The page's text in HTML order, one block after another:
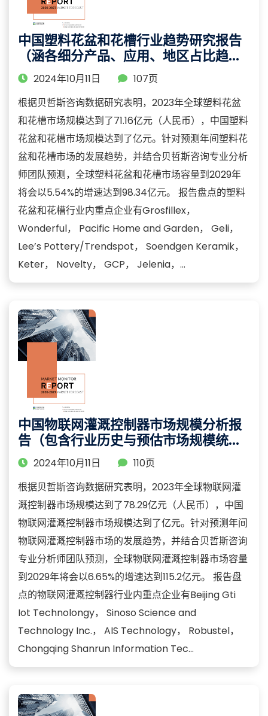
中国塑料花盆和花槽行业趋势研究报告
（涵各细分产品、应用、地区占比趋势
分析）
2024年10月11日
107页
根据贝哲斯咨询数据研究表明，2023年全球塑料花盆
和花槽市场规模达到了71.16亿元（人民币），中国塑料
花盆和花槽市场规模达到了亿元。针对预测年间塑料花
盆和花槽市场的发展趋势，并结合贝哲斯咨询专业分析
师团队预测，全球塑料花盆和花槽市场容量到2029年
将会以5.54%的增速达到98.34亿元。 报告盘点的塑料
花盆和花槽行业内重点企业有Grosfillex，
Wonderful， Pacific Home and Garden， Geli，
Lee’s Pottery/Trendspot， Soendgen Keramik，
Keter， Novelty， GCP， Jelenia，...
中国物联网灌溉控制器市场规模分析报
告（包含行业历史与预估市场规模统计
与预测）
2024年10月11日
110页
根据贝哲斯咨询数据研究表明，2023年全球物联网灌
溉控制器市场规模达到了78.29亿元（人民币），中国
物联网灌溉控制器市场规模达到了亿元。针对预测年间
物联网灌溉控制器市场的发展趋势，并结合贝哲斯咨询
专业分析师团队预测，全球物联网灌溉控制器市场容量
到2029年将会以6.65%的增速达到115.2亿元。 报告盘
点的物联网灌溉控制器行业内重点企业有Beijing Gti
Iot Technolongy， Sinoso Science and
Technology Inc.， AIS Technology， Robustel，
Chongqing Shanrun Information Tec...